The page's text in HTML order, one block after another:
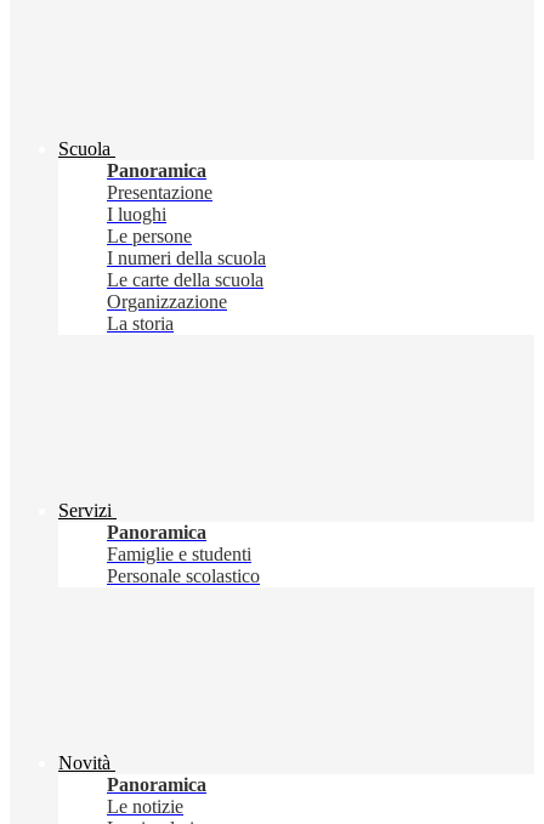
Scuola
Panoramica
Presentazione
I luoghi
Le persone
I numeri della scuola
Le carte della scuola
Organizzazione
La storia
Servizi
Panoramica
Famiglie e studenti
Personale scolastico
Novità
Panoramica
Le notizie